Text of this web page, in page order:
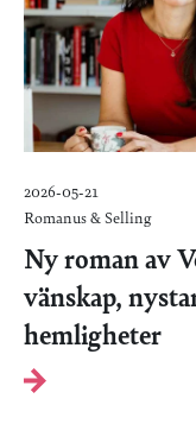
2026-05-21
Romanus & Selling
Ny roman av
vänskap,
hemligheter